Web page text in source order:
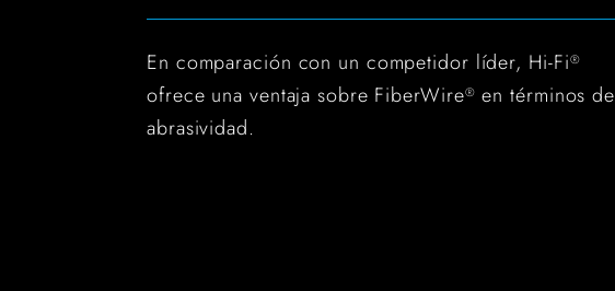
En comparación con un competidor líder, Hi-Fi®
ofrece una ventaja sobre FiberWire® en términos de
abrasividad.